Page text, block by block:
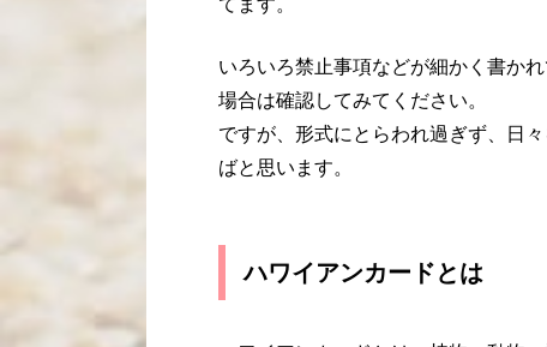
いろいろ禁止事項などが細かく書か
場合は確認してみてください。
ですが、形式にとらわれ過ぎず、日
ばと思います。
ハワイアンカードとは